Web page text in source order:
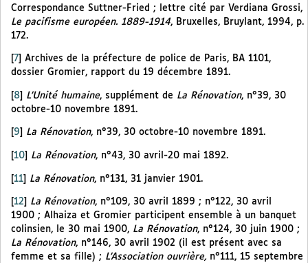
Correspondance Suttner-Fried ; lettre cité par Verdiana Grossi,
Le pacifisme européen. 1889-1914, Bruxelles, Bruylant, 1994, p.
172.
7
Archives de la préfecture de police de Paris, BA 1101,
dossier Gromier, rapport du 19 décembre 1891.
[8] L’Unité humaine, supplément de La Rénovation, n°39, 30
octobre-10 novembre 1891.
9 La Rénovation, n°39, 30 octobre-10 novembre 1891.
10 La Rénovation, n°43, 30 avril-20 mai 1892.
[11] La Rénovation, n°131, 31 janvier 1901.
12 La Rénovation, n°109, 30 avril 1899 ; n°122, 30 avril
1900 ; Alhaiza et Gromier participent ensemble à un banquet
colinsien, le 30 mai 1900, La Rénovation, n°124, 30 juin 1900 ;
La Rénovation, n°146, 30 avril 1902 (il est présent avec sa
femme et sa fille) ; L’Association ouvrière, n°111, 15 septembre